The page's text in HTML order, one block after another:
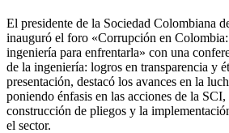
El presidente de la Sociedad Colombiana
inauguró el foro «Corrupción en Colombia:
ingeniería para enfrentarla» con una
de la ingeniería: logros en transparencia y
presentación, destacó los avances en la
poniendo énfasis en las acciones de la
construcción de pliegos y la
el sector.